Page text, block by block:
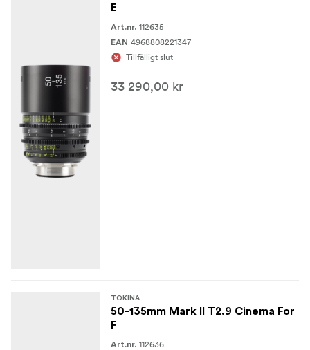
E
Art.nr. 112635
EAN 4968808221347
Tillfälligt slut
33 290,00 kr
TOKINA
50-135mm Mark II T2.9 Cinema For
F
Art.nr. 112636